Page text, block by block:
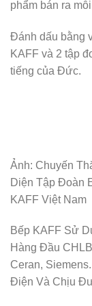
phẩm bán ra
Đánh dấu bằng
KAFF và 2 tập
tiếng của Đức.
Ảnh: Chuyến
Diện Tập Đoàn
KAFF Việt Nam
Bếp KAFF Sử
Hàng Đầu
Ceran,
Điện Và Chịu